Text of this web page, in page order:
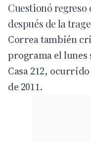
Cuestionó
después de la
Correa también
programa el lunes
Casa 212,
de 2011.